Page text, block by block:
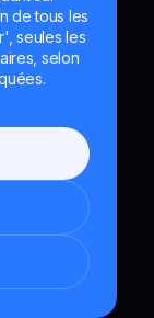
de tous les
seules les
selon
en